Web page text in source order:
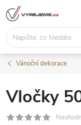
Přejít
na
obsah
Vánoční dekorace
Vločky